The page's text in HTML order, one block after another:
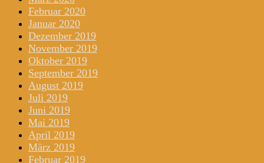
Februar 2020
Januar 2020
Dezember 2019
November 2019
Oktober 2019
September 2019
August 2019
Juli 2019
Juni 2019
Mai 2019
April 2019
März 2019
Februar 2019